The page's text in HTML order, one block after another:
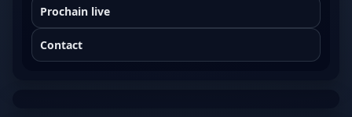
Prochain live
Contact